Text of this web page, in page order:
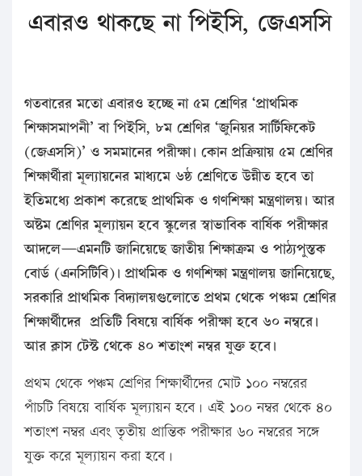
এবারও থাকছে না পিইসি, জেএসসি
গতবারের মতো এবারও হচ্ছে না ৫ম শ্রেণির ‘প্রাথমিক
শিক্ষাসমাপনী’ বা পিইসি, ৮ম শ্রেণির ‘জুনিয়র সার্টিফিকেট
(জেএসসি)’ ও সমমানের পরীক্ষা। কোন প্রক্রিয়ায় ৫ম শ্রেণির
শিক্ষার্থীরা মূল্যায়নের মাধ্যমে ৬ষ্ঠ শ্রেণিতে উন্নীত হবে তা
ইতিমধ্যে প্রকাশ করেছে প্রাথমিক ও গণশিক্ষা মন্ত্রণালয়। আর
অষ্টম শ্রেণির মূল্যায়ন হবে স্কুলের স্বাভাবিক বার্ষিক পরীক্ষার
আদলে—এমনটি জানিয়েছে জাতীয় শিক্ষাক্রম ও পাঠ্যপুস্তক
বোর্ড (এনসিটিবি)। প্রাথমিক ও গণশিক্ষা মন্ত্রণালয় জানিয়েছে,
সরকারি প্রাথমিক বিদ্যালয়গুলোতে প্রথম থেকে পঞ্চম শ্রেণির
শিক্ষার্থীদের প্রতিটি বিষয়ে বার্ষিক পরীক্ষা হবে ৬০ নম্বরে।
আর ক্লাস টেস্ট থেকে ৪০ শতাংশ নম্বর যুক্ত হবে।
প্রথম থেকে পঞ্চম শ্রেণির শিক্ষার্থীদের মোট ১০০ নম্বরের
পাঁচটি বিষয়ে বার্ষিক মূল্যায়ন হবে। এই ১০০ নম্বর থেকে ৪০
শতাংশ নম্বর এবং তৃতীয় প্রান্তিক পরীক্ষার ৬০ নম্বরের সঙ্গে
যুক্ত করে মূল্যায়ন করা হবে।